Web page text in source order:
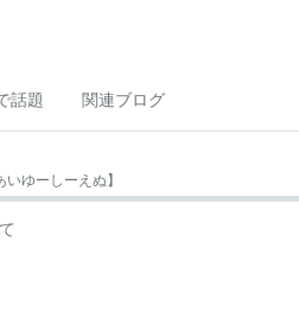
話題 関連ブログ
いゆーしーえぬ】